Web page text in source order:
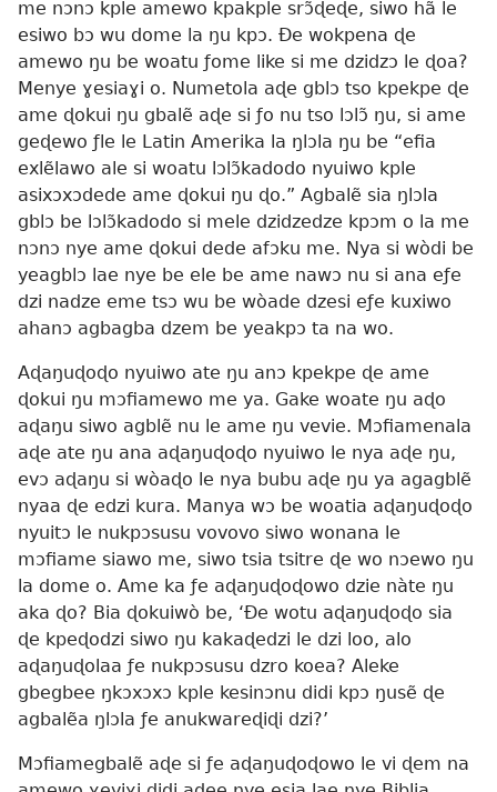
me nɔnɔ kple amewo kpakple srɔ̃ɖeɖe, siwo hã le
esiwo bɔ wu dome la ŋu kpɔ. Ðe wokpena ɖe
amewo ŋu be woatu ƒome like si me dzidzɔ le ɖoa?
Menye ɣesiaɣi o. Numetola aɖe gblɔ tso kpekpe ɖe
ame ɖokui ŋu gbalẽ aɖe si ƒo nu tso lɔlɔ̃ ŋu, si ame
geɖewo ƒle le Latin Amerika la ŋlɔla ŋu be “efia
exlẽlawo ale si woatu lɔlɔ̃kadodo nyuiwo kple
asixɔxɔdede ame ɖokui ŋu ɖo.” Agbalẽ sia ŋlɔla
gblɔ be lɔlɔ̃kadodo si mele dzidzedze kpɔm o la me
nɔnɔ nye ame ɖokui dede afɔku me. Nya si wòdi be
yeagblɔ lae nye be ele be ame nawɔ nu si ana eƒe
dzi nadze eme tsɔ wu be wòade dzesi eƒe kuxiwo
ahanɔ agbagba dzem be yeakpɔ ta na wo.
Aɖaŋuɖoɖo nyuiwo ate ŋu anɔ kpekpe ɖe ame
ɖokui ŋu mɔfiamewo me ya. Gake woate ŋu aɖo
aɖaŋu siwo agblẽ nu le ame ŋu vevie. Mɔfiamenala
aɖe ate ŋu ana aɖaŋuɖoɖo nyuiwo le nya aɖe ŋu,
evɔ aɖaŋu si wòaɖo le nya bubu aɖe ŋu ya agagblẽ
nyaa ɖe edzi kura. Manya wɔ be woatia aɖaŋuɖoɖo
nyuitɔ le nukpɔsusu vovovo siwo wonana le
mɔfiame siawo me, siwo tsia tsitre ɖe wo nɔewo ŋu
la dome o. Ame ka ƒe aɖaŋuɖoɖowo dzie nàte ŋu
aka ɖo? Bia ɖokuiwò be, ‘Ðe wotu aɖaŋuɖoɖo sia
ɖe kpeɖodzi siwo ŋu kakaɖedzi le dzi loo, alo
aɖaŋuɖolaa ƒe nukpɔsusu dzro koea? Aleke
gbegbee ŋkɔxɔxɔ kple kesinɔnu didi kpɔ ŋusẽ ɖe
agbalẽa ŋlɔla ƒe anukwareɖiɖi dzi?’
Mɔfiamegbalẽ aɖe si ƒe aɖaŋuɖoɖowo le vi ɖem na